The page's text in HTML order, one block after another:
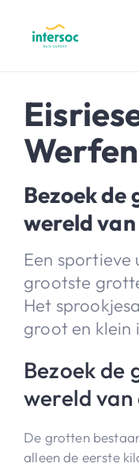
Werfen
Bezoek de
wereld
Een
grootste
Het
groot en klein
Bezoek de
wereld van
De grotten
alleen de eerste